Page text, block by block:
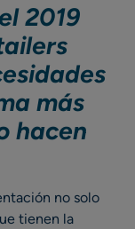
2019
más
hacen
no solo
tienen la